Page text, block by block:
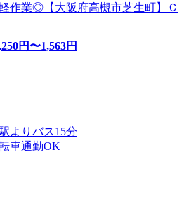
作業◎【大阪府高槻市芝生町】Ｃ
円〜1,563円
よりバス15分
車通勤OK